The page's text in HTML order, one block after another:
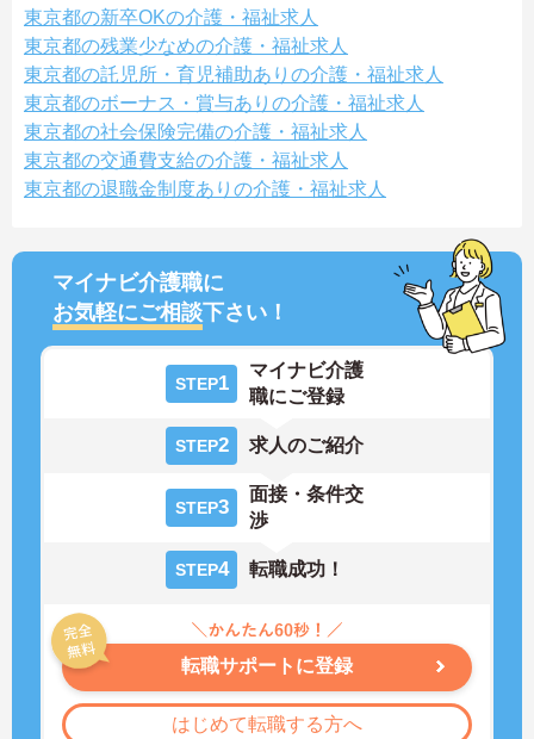
東京都の新卒OKの介護・福祉求人
東京都の残業少なめの介護・福祉求人
東京都の託児所・育児補助ありの介護・福祉求人
東京都のボーナス・賞与ありの介護・福祉求人
東京都の社会保険完備の介護・福祉求人
東京都の交通費支給の介護・福祉求人
東京都の退職金制度ありの介護・福祉求人
マイナビ介護職に
お気軽にご相談下さい！
STEP1
マイナビ介護
職にご登録
STEP2 求人のご紹介
STEP3
面接・条件交
渉
STEP4 転職成功！
転職サポートに登録
はじめて転職する方へ